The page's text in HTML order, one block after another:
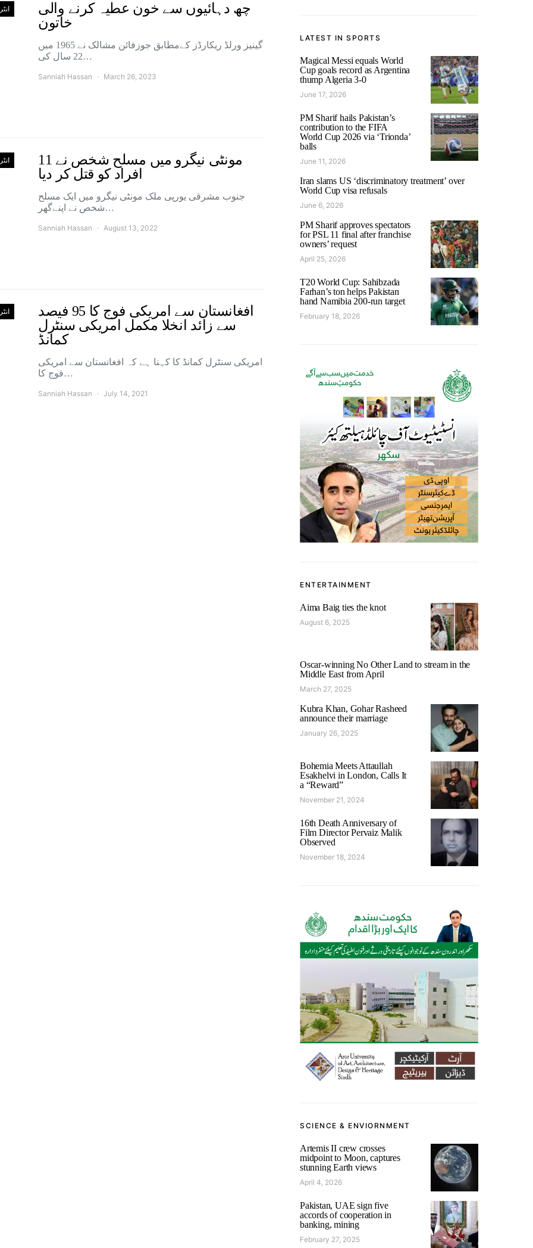
چھ دہائیوں سے خون عطیہ کرنے والی
خاتون
گینیز ورلڈ ریکارڈز کےمطابق جوزفائن مشالک نے 1965 میں
22 سال کی…
Sanniah Hassan March 26, 2023
مونٹی نیگرو میں مسلح شخص نے 11
افراد کو قتل کر دیا
جنوب مشرقی یورپی ملک مونٹی نیگرو میں ایک مسلح
شخص نے اپنےگھر…
Sanniah Hassan August 13, 2022
افغانستان سے امریکی فوج کا 95 فیصد
سے زائد انخلا مکمل امریکی سنٹرل
کمانڈ
امریکی سنٹرل کمانڈ کا کہنا ہے کہ افغانستان سے امریکی
فوج کا…
Sanniah Hassan July 14, 2021
LATEST IN SPORTS
Magical Messi equals World
Cup goals record as Argentina
thump Algeria 3-0
June 17, 2026
PM Sharif hails Pakistan’s
contribution to the FIFA
World Cup 2026 via ‘Trionda’
balls
June 11, 2026
Iran slams US ‘discriminatory treatment’ over
World Cup visa refusals
June 6, 2026
PM Sharif approves spectators
for PSL 11 final after franchise
owners’ request
April 25, 2026
T20 World Cup: Sahibzada
Farhan’s ton helps Pakistan
hand Namibia 200-run target
February 18, 2026
ENTERTAINMENT
Aima Baig ties the knot
August 6, 2025
Oscar-winning No Other Land to stream in the
Middle East from April
March 27, 2025
Kubra Khan, Gohar Rasheed
announce their marriage
January 26, 2025
Bohemia Meets Attaullah
Esakhelvi in London, Calls It
a “Reward”
November 21, 2024
16th Death Anniversary of
Film Director Pervaiz Malik
Observed
November 18, 2024
SCIENCE & ENVIORNMENT
Artemis II crew crosses
midpoint to Moon, captures
stunning Earth views
April 4, 2026
Pakistan, UAE sign five
accords of cooperation in
banking, mining
February 27, 2025